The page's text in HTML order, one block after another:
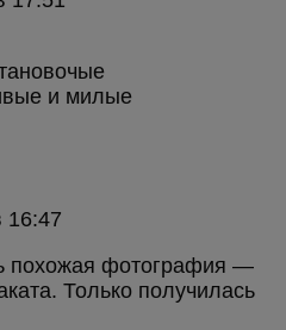
и милые
похожая фотография —
Только получилась